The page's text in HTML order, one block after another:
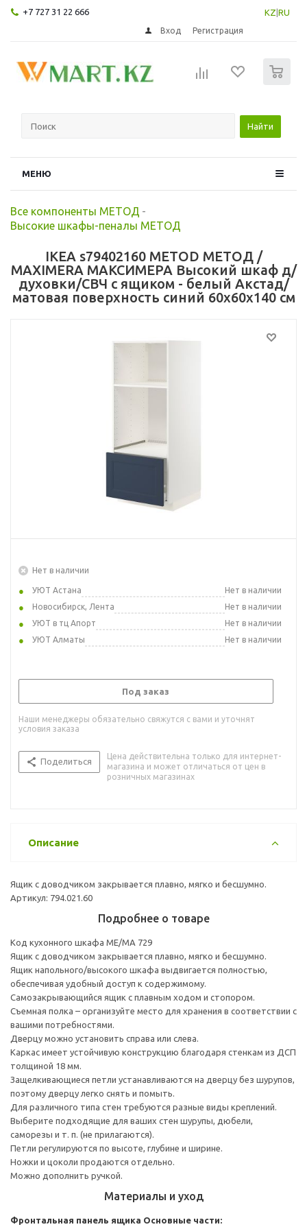
+7 727 31 22 666 KZ RU
Вход Регистрация
Найти
МЕНЮ
Все компоненты МЕТОД -
Высокие шкафы-пеналы МЕТОД
IKEA s79402160 METOD МЕТОД /
MAXIMERA МАКСИМЕРА Высокий шкаф д/
духовки/СВЧ с ящиком - белый Акстад/
матовая поверхность синий 60x60x140 см
Нет в наличии
УЮТ Астана
Нет в наличии
Новосибирск, Лента
Нет в наличии
УЮТ в тц Апорт
Нет в наличии
УЮТ Алматы
Нет в наличии
Под заказ
Наши менеджеры обязательно свяжутся с вами и уточнят
условия заказа
Поделиться
Цена действительна только для интернет-
магазина и может отличаться от цен в
розничных магазинах
Описание
Ящик с доводчиком закрывается плавно, мягко и бесшумно.
Артикул: 794.021.60
Подробнее о товаре
Код кухонного шкафа ME/MA 729
Ящик с доводчиком закрывается плавно, мягко и бесшумно.
Ящик напольного/высокого шкафа выдвигается полностью,
обеспечивая удобный доступ к содержимому.
Cамозакрывающийся ящик с плавным ходом и стопором.
Съемная полка – организуйте место для хранения в соответствии с
вашими потребностями.
Дверцу можно установить справа или слева.
Каркас имеет устойчивую конструкцию благодаря стенкам из ДСП
толщиной 18 мм.
Защелкивающиеся петли устанавливаются на дверцу без шурупов,
поэтому дверцу легко снять и помыть.
Для различного типа стен требуются разные виды креплений.
Выберите подходящие для ваших стен шурупы, дюбели,
саморезы и т. п. (не прилагаются).
Петли регулируются по высоте, глубине и ширине.
Ножки и цоколи продаются отдельно.
Можно дополнить ручкой.
Материалы и уход
Фронтальная панель ящика Основные части: